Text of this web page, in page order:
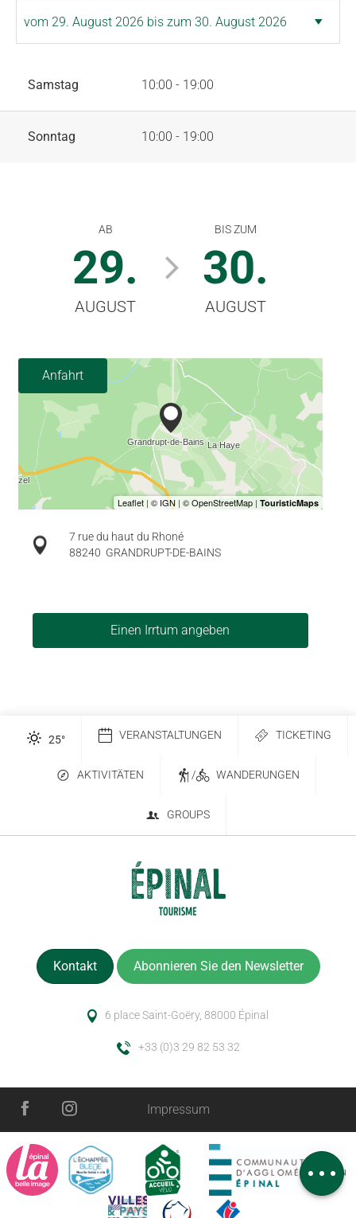
Zeitplan
Kommentare
Samstag 10:00 - 19:00
Sonntag 10:00 - 19:00
AB
29.
AUGUST
BIS ZUM
30.
AUGUST
Anfahrt
7 rue du haut du Rhoné
88240 GRANDRUPT-DE-BAINS
Einen Irrtum angeben
25° VERANSTALTUNGEN TICKETING
AKTIVITÄTEN / WANDERUNGEN
GROUPS
Kontakt Abonnieren Sie den Newsletter
6 place Saint-Goëry, 88000 Épinal
+33 (0)3 29 82 53 32
Impressum